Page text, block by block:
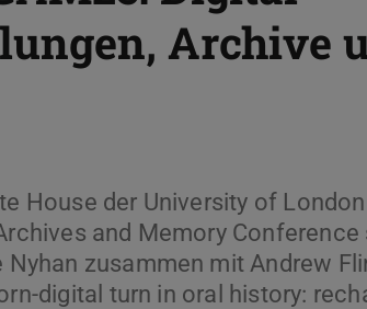
Archive
House der University of
and Memory Conference
zusammen mit Andrew
digital turn in oral history: